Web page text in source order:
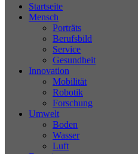
Startseite
Mensch
Porträts
Berufsbild
Service
Gesundheit
Innovation
Mobilität
Robotik
Forschung
Umwelt
Boden
Wasser
Luft